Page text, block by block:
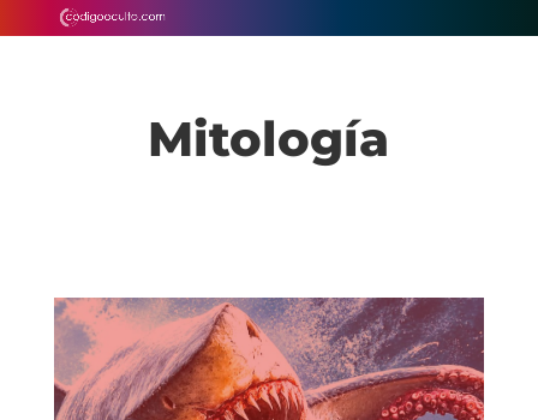
Mitología